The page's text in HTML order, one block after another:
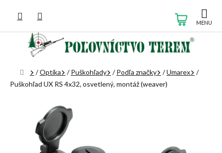
obsah
KOŠÍK
Domov
/Optika / Puškohľady / Podľa značky /Umarex
/
Puškohľad UX RS 4x32, osvetlený, montáž (weaver)